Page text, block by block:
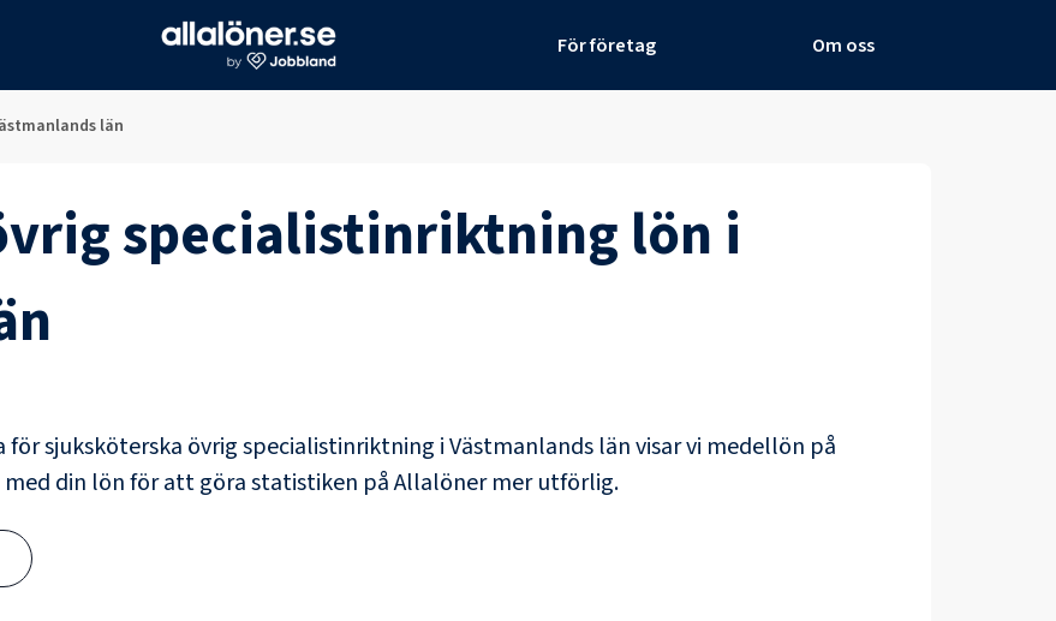
För företag Om oss
län
specialistinriktning lön i
försjuksköterska övrig specialistinriktning iVästmanlands länvisar vi medellön på
din lön för att göra statistiken på Allalöner mer utförlig.